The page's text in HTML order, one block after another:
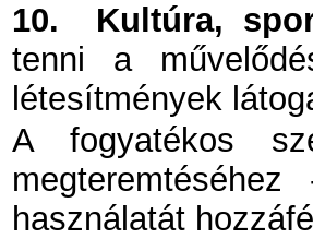
10.
Kultúra,
tenni a
létesítmények
A fogyatékos
használatát